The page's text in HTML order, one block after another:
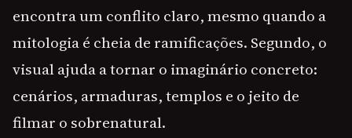
encontra um conflito claro, mesmo quando a
mitologia é cheia de ramificações. Segundo, o
visual ajuda a tornar o imaginário concreto:
cenários, armaduras, templos e o jeito de
filmar o sobrenatural.